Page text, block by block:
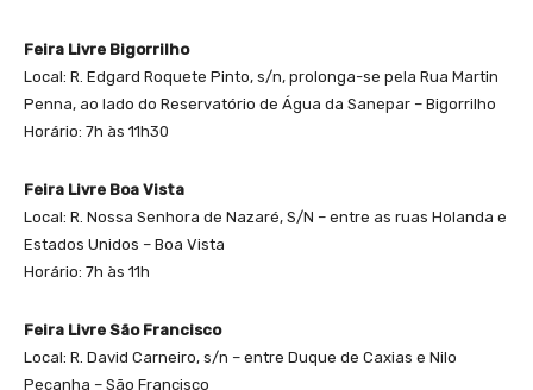
Feira Livre Bigorrilho
Local: R. Edgard Roquete Pinto, s/n, prolonga-se pela Rua Martin
Penna, ao lado do Reservatório de Água da Sanepar – Bigorrilho
Horário: 7h às 11h30
Feira Livre Boa Vista
Local: R. Nossa Senhora de Nazaré, S/N – entre as ruas Holanda e
Estados Unidos – Boa Vista
Horário: 7h às 11h
Feira Livre São Francisco
Local: R. David Carneiro, s/n – entre Duque de Caxias e Nilo
Peçanha – São Francisco